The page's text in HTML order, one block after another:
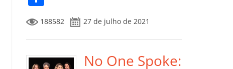
e
b
o
itt
er l s
A
p
e
dI
n
gl
e
Cl
Li
n
o
m
p
ar
188582 27 de julho de 2021
No One Spoke: